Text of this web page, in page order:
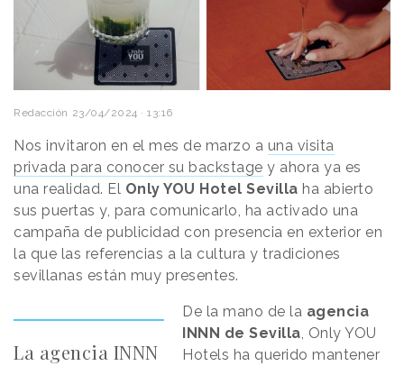
Redacción 23/04/2024 · 13:16
Nos invitaron en el mes de marzo a una visita
privada para conocer su backstage y ahora ya es
una realidad. El Only YOU Hotel Sevilla ha abierto
sus puertas y, para comunicarlo, ha activado una
campaña de publicidad con presencia en exterior en
la que las referencias a la cultura y tradiciones
sevillanas están muy presentes.
La agencia INNN
De la mano de la agencia
INNN de Sevilla, Only YOU
Hotels ha querido mantener